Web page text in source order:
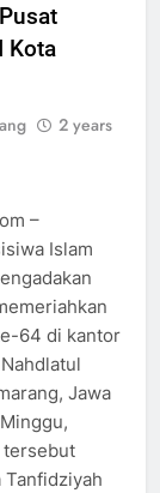
Kota
2 years
–
Islam
64 di kantor
Jawa
tersebut